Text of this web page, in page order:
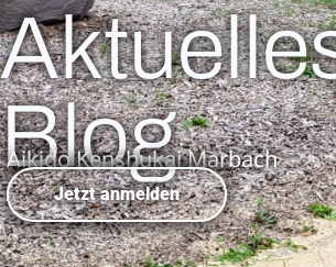
Blog
Aikido Kenshukai Marbach
Jetzt anmelden